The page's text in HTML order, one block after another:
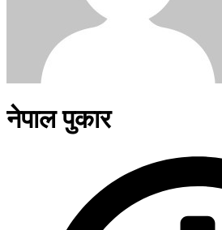
नेपाल पुकार